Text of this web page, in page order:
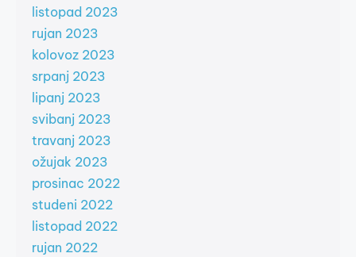
listopad 2023
rujan 2023
kolovoz 2023
srpanj 2023
lipanj 2023
svibanj 2023
travanj 2023
ožujak 2023
prosinac 2022
studeni 2022
listopad 2022
rujan 2022